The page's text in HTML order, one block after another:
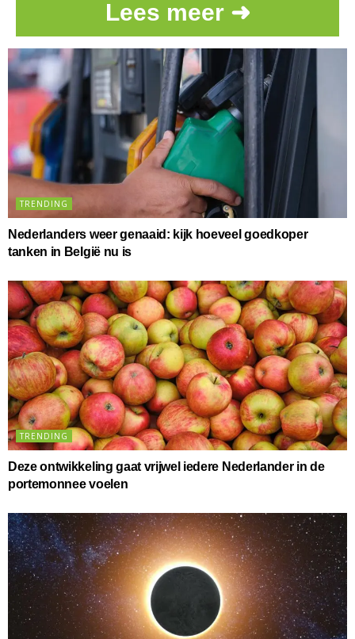
Lees meer ➜
TRENDING
Nederlanders weer genaaid: kijk hoeveel goedkoper
tanken in België nu is
TRENDING
Deze ontwikkeling gaat vrijwel iedere Nederlander in de
portemonnee voelen